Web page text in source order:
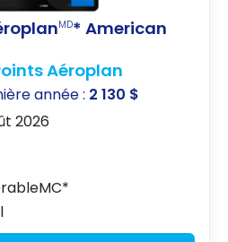
MD* American
Aéroplan
année : 2 130 $
2026